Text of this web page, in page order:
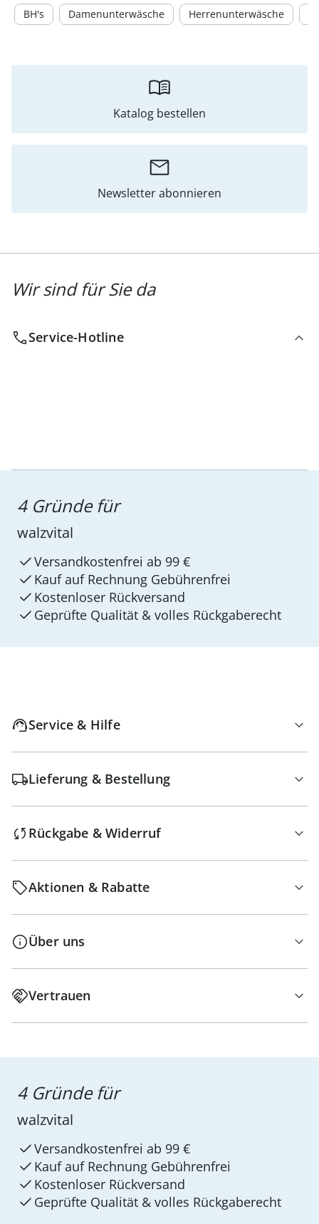
BH's Damenunterwäsche Herrenunterwäsche
Katalog bestellen
Newsletter abonnieren
Wir sind für Sie da
Service-Hotline
4 Gründe für
walzvital
Versandkostenfrei ab 99 €
Kauf auf Rechnung Gebührenfrei
Kostenloser Rückversand
Geprüfte Qualität & volles Rückgaberecht
Service & Hilfe
Lieferung & Bestellung
Rückgabe & Widerruf
Aktionen & Rabatte
Über uns
Vertrauen
4 Gründe für
walzvital
Versandkostenfrei ab 99 €
Kauf auf Rechnung Gebührenfrei
Kostenloser Rückversand
Geprüfte Qualität & volles Rückgaberecht